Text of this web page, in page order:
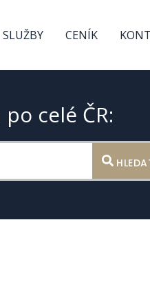
SLUŽBY CENÍK
celé ČR: